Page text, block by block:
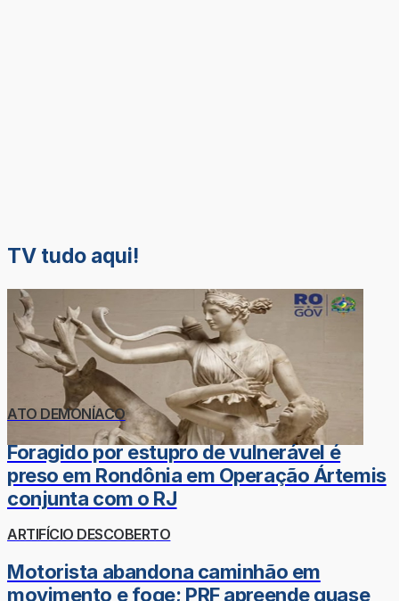
TV tudo aqui!
ATO DEMONÍACO
Foragido por estupro de vulnerável é
preso em Rondônia em Operação Ártemis
conjunta com o RJ
ARTIFÍCIO DESCOBERTO
Motorista abandona caminhão em
movimento e foge; PRF apreende quase